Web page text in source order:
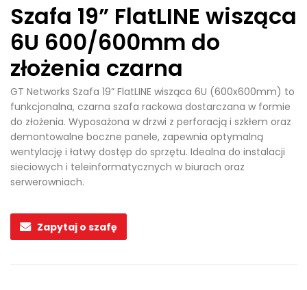
Szafa 19” FlatLINE wisząca
6U 600/600mm do
złożenia czarna
GT Networks Szafa 19” FlatLINE wisząca 6U (600x600mm) to
funkcjonalna, czarna szafa rackowa dostarczana w formie
do złożenia. Wyposażona w drzwi z perforacją i szkłem oraz
demontowalne boczne panele, zapewnia optymalną
wentylację i łatwy dostęp do sprzętu. Idealna do instalacji
sieciowych i teleinformatycznych w biurach oraz
serwerowniach.
Zapytaj o szafę